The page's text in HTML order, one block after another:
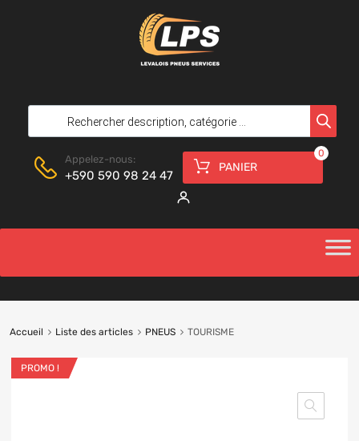
Appelez-nous:
+590 590 98 24 47
PANIER
0
Accueil Liste des articles PNEUS TOURISME
PROMO !